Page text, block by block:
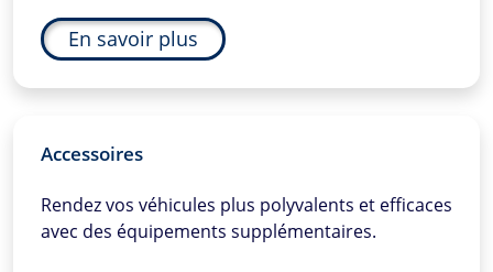
En savoir plus
Accessoires
Rendez vos véhicules plus polyvalents et efficaces
avec des équipements supplémentaires.